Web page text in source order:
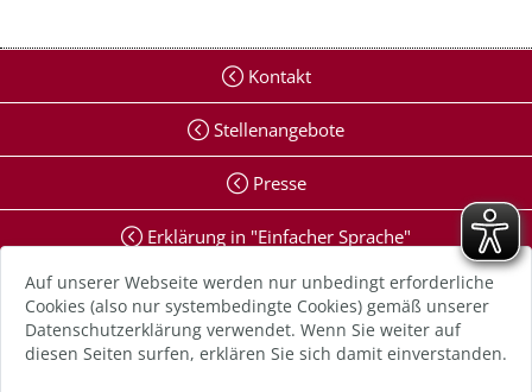
Auf unserer Webseite werden nur unbedingt erforderliche
Cookies (also nur systembedingte Cookies) gemäß unserer
Datenschutzerklärung verwendet. Wenn Sie weiter auf
diesen Seiten surfen, erklären Sie sich damit einverstanden.
Kontakt
Stellenangebote
Presse
Erklärung in "Einfacher Sprache"
Erklärung zur Barrierefreiheit
Digitale Barriere melden